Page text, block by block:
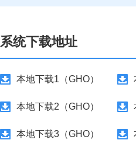
系统下载地址
本地下载1（GHO）
本地下载2（GHO）
本地下载3（GHO）